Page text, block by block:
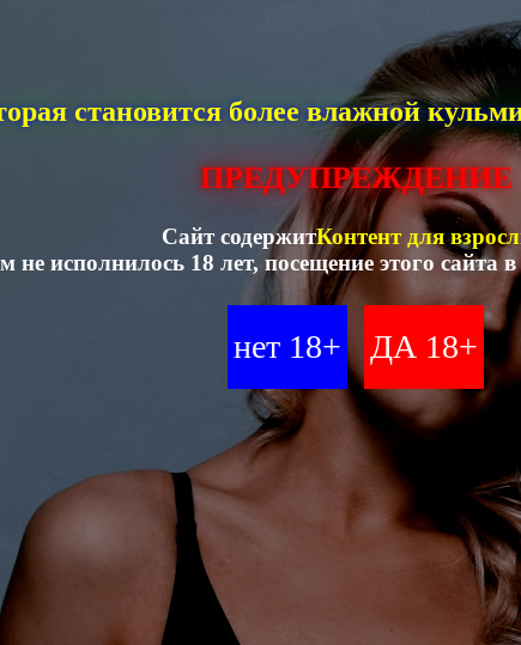
становится более влажной
ПРЕДУПРЕЖДЕНИЕ
Сайт содержитКонтент для
не исполнилось 18 лет, посещение этого сайта
нет 18+ ДА 18+